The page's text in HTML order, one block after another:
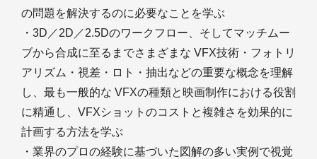
の問題を解決するのに必要なことを学ぶ
・3D／2D／2.5Dのワークフロー、そしてマッチムー
ブから合成に至るまでさまざまな VFX技術・フォトリ
アリズム・視差・ロト・抽出などの重要な概念を理解
し、最も一般的な VFXの種類と映画制作における役割
に精通し、VFXショットのコストと複雑さを効果的に
計画する方法を学ぶ
・業界のプロの経験に基づいた図解の多い実例で視覚